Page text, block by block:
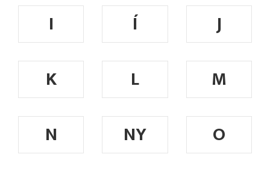
I
Í
J
K
L
M
N
NY
O